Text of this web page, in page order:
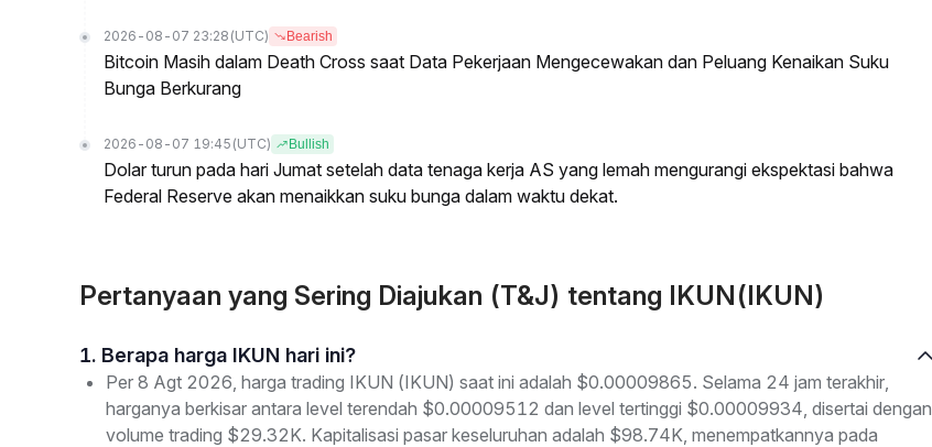
2026-08-07 23:28 (UTC) Bearish
Bitcoin Masih dalam Death Cross saat Data Pekerjaan Mengecewakan dan Peluang Kenaikan Suku
Bunga Berkurang
2026-08-07 19:45 (UTC) Bullish
Dolar turun pada hari Jumat setelah data tenaga kerja AS yang lemah mengurangi ekspektasi bahwa
Federal Reserve akan menaikkan suku bunga dalam waktu dekat.
Pertanyaan yang Sering Diajukan (T&J) tentang IKUN(IKUN)
1. Berapa harga IKUN hari ini?
Per 8 Agt 2026, harga trading IKUN (IKUN) saat ini adalah $0.00009865. Selama 24 jam terakhir,
harganya berkisar antara level terendah $0.00009512 dan level tertinggi $0.00009934, disertai dengan
volume trading $29.32K. Kapitalisasi pasar keseluruhan adalah $98.74K, menempatkannya pada